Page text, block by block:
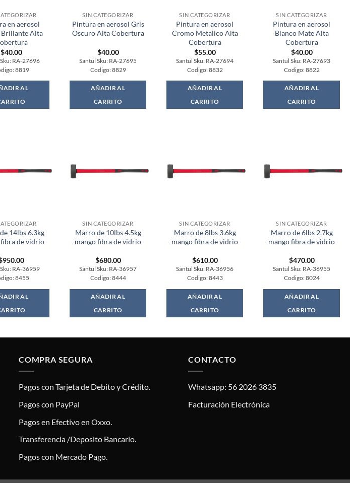
en aerosol
Brillante Alta
$40.00
RA-27696
8819
AL
SIN CATEGORIZAR
Pintura en aerosol Gris
Oscuro Alta Cobertura
$40.00
Santul Sku: RA-27695
Codigo: 8829
AÑADIR AL
CARRITO
SIN CATEGORIZAR
Pintura en aerosol
Cromo Metalico Alta
Cobertura
$55.00
Santul Sku: RA-27694
Codigo: 8832
AÑADIR AL
CARRITO
SIN CATEGORIZAR
Pintura en aerosol
Blanco Mate Alta
Cobertura
$40.00
Santul Sku: RA-27693
Codigo: 8822
AÑADIR AL
CARRITO
14lbs 6.3kg
fibra de vidrio
950.00
RA-36959
8455
AL
SIN CATEGORIZAR
Marro de 10lbs 4.5kg
mango fibra de vidrio
$680.00
Santul Sku: RA-36957
Codigo: 8444
AÑADIR AL
CARRITO
SIN CATEGORIZAR
Marro de 8lbs 3.6kg
mango fibra de vidrio
$610.00
Santul Sku: RA-36956
Codigo: 8443
AÑADIR AL
CARRITO
SIN CATEGORIZAR
Marro de 6lbs 2.7kg
mango fibra de vidrio
$470.00
Santul Sku: RA-36955
Codigo: 8024
AÑADIR AL
CARRITO
COMPRA SEGURA
Pagos con Tarjeta de Debito y Crédito.
Pagos con PayPal
Pagos en Efectivo en Oxxo.
Transferencia /Deposito Bancario.
Pagos con Mercado Pago.
CONTACTO
Whatsapp: 56 2026 3835
Facturación Electrónica